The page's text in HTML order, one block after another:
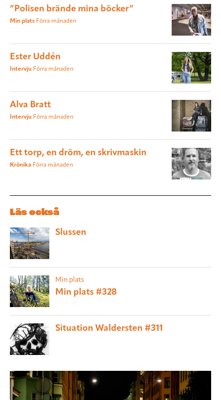
”Polisen brände mina böcker”
Min plats Förra månaden
Ester Uddén
Intervju Förra månaden
Alva Bratt
Intervju Förra månaden
Ett torp, en dröm, en skrivmaskin
Krönika Förra månaden
Läs också
Slussen
Min plats
Min plats #328
Situation Waldersten #311